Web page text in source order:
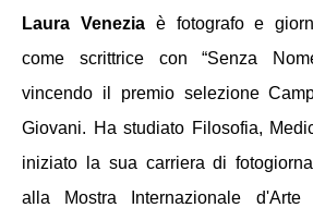
Laura Venezia è fotografo e
come scrittrice con “Senza
vincendo il premio selezione
Giovani. Ha studiato Filosofia,
iniziato la sua carriera di
alla Mostra Internazionale d'Arte